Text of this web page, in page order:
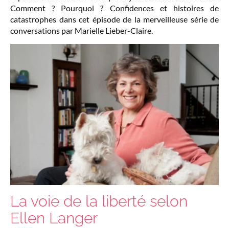
Comment ? Pourquoi ? Confidences et histoires de
catastrophes dans cet épisode de la merveilleuse série de
conversations par Marielle Lieber-Claire.
La voie de la liberté selon
Ellen Langer